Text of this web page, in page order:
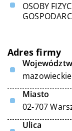
OSOBY
Adres firmy
mazowieckie
Miasto
02-707
Ulica